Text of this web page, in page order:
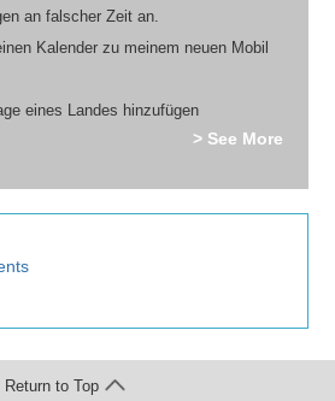
an falscher Zeit an.
Kalender zu meinem neuen Mobil
eines Landes hinzufügen
> See More
Return to Top